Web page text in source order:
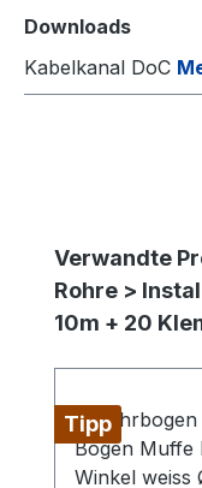
Downloads
Kabelkanal DoC
Produktgalerie
Verwandte
Rohre >
10m + 20
Tipp